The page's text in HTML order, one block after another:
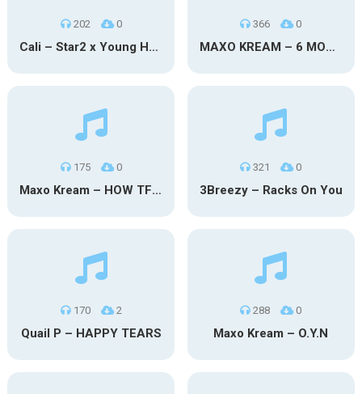
202 0
Cali – Star2 x Young Henny
366 0
MAXO KREAM – 6 MONTHS CLEAN
175 0
Maxo Kream – HOW TF I’M LUCKY
321 0
3Breezy – Racks On You
170 2
Quail P – HAPPY TEARS
288 0
Maxo Kream – O.Y.N